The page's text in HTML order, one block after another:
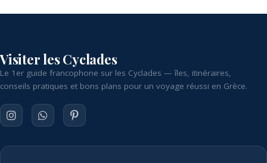
Visiter les Cyclades
Le 1er guide francophone sur les Cyclades — îles, itinéraires,
conseils pratiques et bons plans pour un voyage réussi en Grèce.